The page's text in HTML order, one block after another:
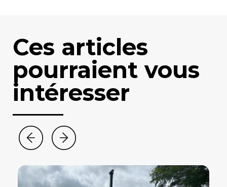
Ces articles
pourraient vous
intéresser